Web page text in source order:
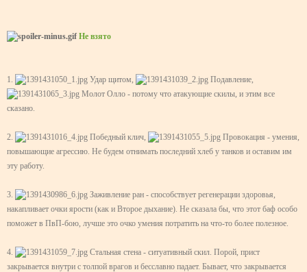
Не взято
1. Удар щитом,
Подавление,
Молот Олло - потому что атакующие скилы, и этим все
сказано.
2. Победный клич,
Провокация - умения,
повышающие агрессию. Не будем отнимать последний хлеб у танков и оставим им
эту работу.
3.
Заживление ран - способствует регенерации здоровья,
накапливает очки ярости (как и Второе дыхание). Не сказала бы, что этот баф особо
поможет в ПвП-бою, лучше это очко умения потратить на что-то более полезное.
4.
Стальная стена - ситуативный скил. Порой, прист
закрывается внутри с толпой врагов и бесславно падает. Бывает, что закрывается